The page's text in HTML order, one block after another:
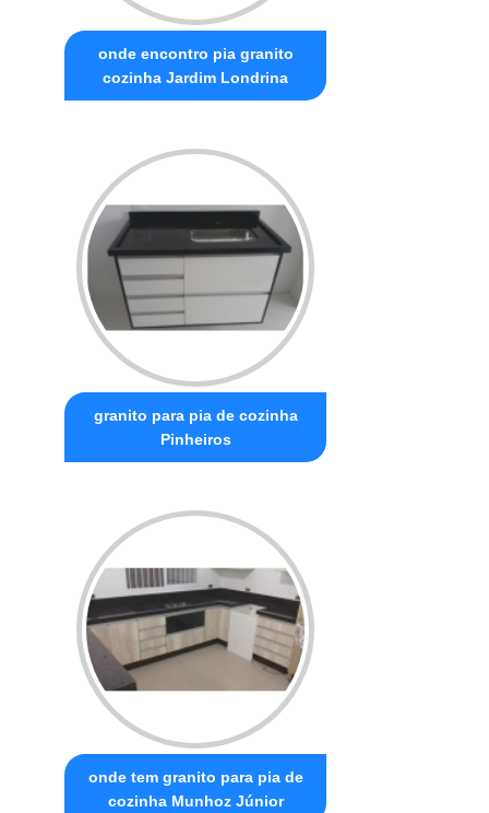
onde encontro pia granito
cozinha Jardim Londrina
granito para pia de cozinha
Pinheiros
onde tem granito para pia de
cozinha Munhoz Júnior